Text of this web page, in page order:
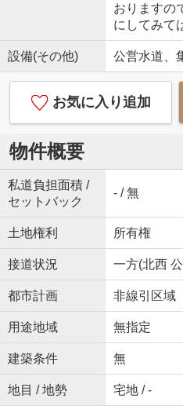
おりますの
にしてみて
設備(その他) 公営水道、
お気に入り追加
物件概要
私道負担面積 /
セットバック
- / 無
土地権利 所有権
接道状況 一方(北西
都市計画 非線引区域
用途地域 無指定
建築条件 無
地目 / 地勢 宅地 / -